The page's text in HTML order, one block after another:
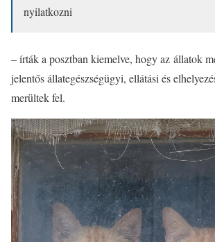
nyilatkozni
– írták a posztban kiemelve, hogy az állatok
jelentős állategészségügyi, ellátási és
merültek fel.